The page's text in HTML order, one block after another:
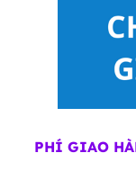
PHÍ GIAO